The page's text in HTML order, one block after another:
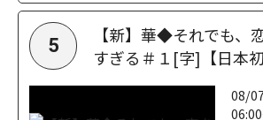
5
【新】華◆それでも、
すぎる＃１[字]【日本初
08/